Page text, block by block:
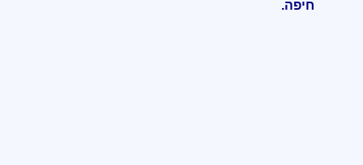
חיפה.